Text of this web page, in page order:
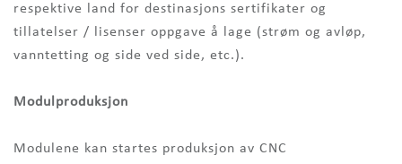
respektive land for destinasjons sertifikater og
tillatelser / lisenser oppgave å lage (strøm og avløp,
vanntetting og side ved side, etc.).
Modulproduksjon
Modulene kan startes produksjon av CNC